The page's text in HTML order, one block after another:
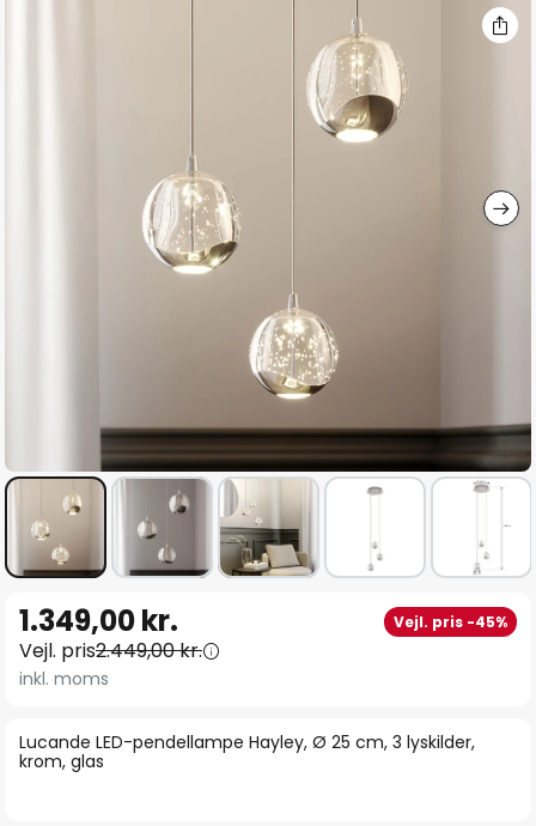
starten
af
Lucande LED-pendellampe Hayley, Ø 25 cm, 3 lyskilder,
krom, glas
1.349,00 kr. Vejl. pris -45%
Vejl. pris2.449,00 kr.
inkl. moms